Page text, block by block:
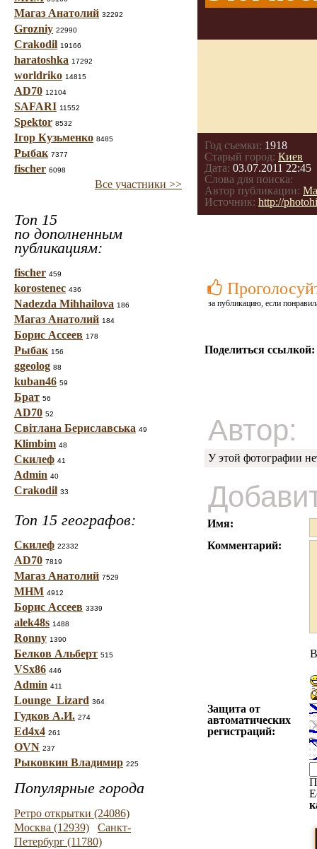
Магаз Анатолий 32292
Grozniy 22990
Crakodil 19166
haratoshka 17292
worldriko 14815
AD70 12104
SAFARI 11552
Spektor 8532
Ігор Кузьменко 8485
Рыбак 7377
fischer 6098
Все участники >>
Топ 15
по дополненным
публикациям:
fischer 459
korostenec 436
Nadezda Mihhailova 186
Магаз Анатолий 184
Борис Ассеев 178
Рыбак 156
ggeolog 88
kuban46 59
Брат 56
AD70 52
Світлана Бериславська 49
Klimbim 48
Скилеф 41
Admin 40
Crakodil 33
Топ 15 географов:
Скилеф 22332
AD70 7819
Магаз Анатолий 7529
МНМ 4912
Борис Ассеев 3339
alek48s 1488
Ronny 1390
Белков Альберт 515
VSx86 446
Admin 411
Lounge_Lizard 364
Гудков А.И. 274
Ed4x4 261
OVN 237
Рыковкин Владимир 225
Популярные города
Ретро открытки (24086)
Москва (12939)
Санкт-
Петербург (11780)
Год съемки: 1918
Старый город: Киев
Дата: 03.07.2011 22:45
Слова для поиска:
Автор публикации:
Источник: http://
за публикацию, если
Поделиться ссылкой:
Автор:
У этой фотографии
Имя:
Комментарий:
Защита от
автоматических
регистраций: